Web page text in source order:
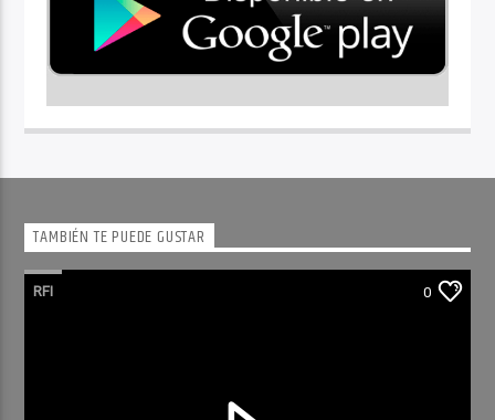
TAMBIÉN TE PUEDE GUSTAR
RFI 0